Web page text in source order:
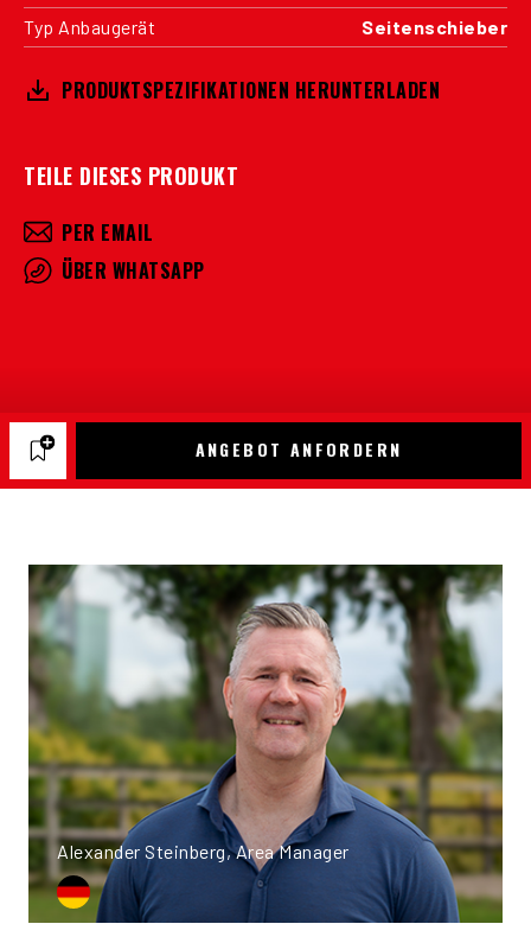
Typ Anbaugerät
Seitenschieber
PRODUKTSPEZIFIKATIONEN HERUNTERLADEN
TEILE DIESES PRODUKT
PER EMAIL
ÜBER WHATSAPP
ANGEBOT ANFORDERN
Alexander Steinberg, Area Manager